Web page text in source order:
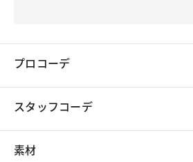
プロコーデ
スタッフコーデ
素材